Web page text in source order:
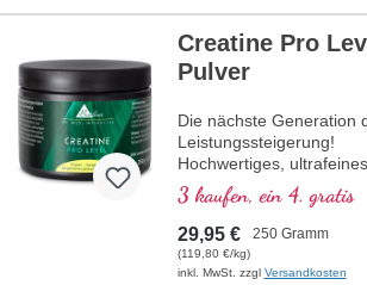
Calciumcitrat
Creatine Pro
Pulver
Die nächste Generation
Leistungssteigerung!
Hochwertiges, ultrafeines
Creatin-Monohydrat mit
Bioverstärker D-Pinitol für
eine verbesserte
Unterstützt maximale
Muskelkraft, Power und
3 kaufen, ein 4. gratis
29,95 € 250 Gramm
(119,80 €/kg)
inkl. MwSt. zzgl Versandkosten